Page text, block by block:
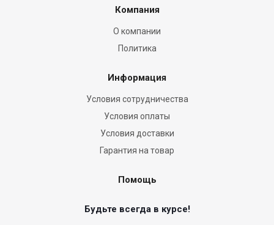
Компания
О компании
Политика
Информация
Условия сотрудничества
Условия оплаты
Условия доставки
Гарантия на товар
Помощь
Будьте всегда в курсе!